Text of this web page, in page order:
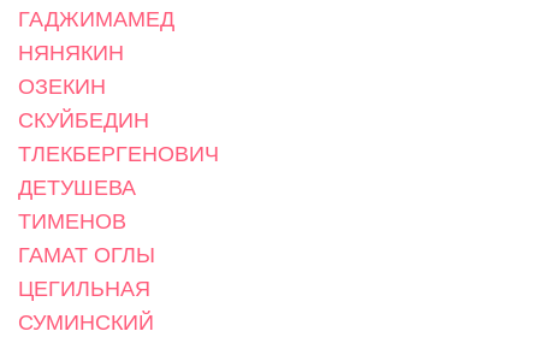
ГАДЖИМАМЕД
НЯНЯКИН
ОЗЕКИН
СКУЙБЕДИН
ТЛЕКБЕРГЕНОВИЧ
ДЕТУШЕВА
ТИМЕНОВ
ГАМАТ ОГЛЫ
ЦЕГИЛЬНАЯ
СУМИНСКИЙ